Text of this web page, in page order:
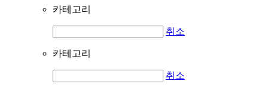
카테고리
취소
카테고리
취소